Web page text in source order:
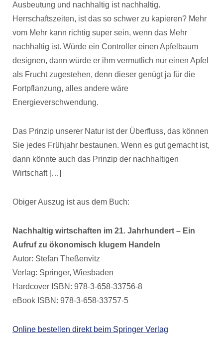
Ausbeutung und nachhaltig ist nachhaltig.
Herrschaftszeiten, ist das so schwer zu kapieren? Mehr
vom Mehr kann richtig super sein, wenn das Mehr
nachhaltig ist. Würde ein Controller einen Apfelbaum
designen, dann würde er ihm vermutlich nur einen Apfel
als Frucht zugestehen, denn dieser genügt ja für die
Fortpflanzung, alles andere wäre
Energieverschwendung.
Das Prinzip unserer Natur ist der Überfluss, das können
Sie jedes Frühjahr bestaunen. Wenn es gut gemacht ist,
dann könnte auch das Prinzip der nachhaltigen
Wirtschaft […]
Obiger Auszug ist aus dem Buch:
Nachhaltig wirtschaften im 21. Jahrhundert – Ein
Aufruf zu ökonomisch klugem Handeln
Autor: Stefan Theßenvitz
Verlag: Springer, Wiesbaden
Hardcover ISBN: 978-3-658-33756-8
eBook ISBN: 978-3-658-33757-5
Online bestellen direkt beim Springer Verlag